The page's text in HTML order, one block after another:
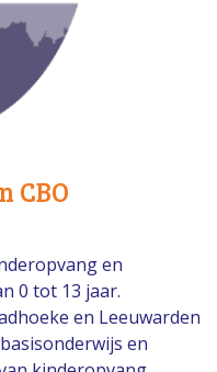
CBO
en
0 tot 13 jaar.
en Leeuwarden
en